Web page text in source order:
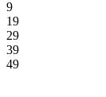
9
19
29
39
49